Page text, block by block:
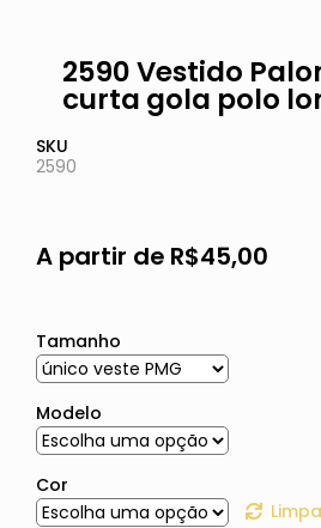
2590 Vestido
curta gola polo
SKU
2590
A partir de R$45,00
Tamanho
Modelo
Cor